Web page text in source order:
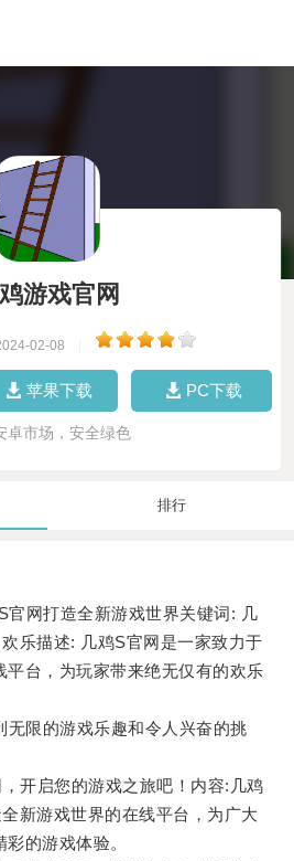
游戏官网
02-08
苹果下载 PC下载
卓市场，安全绿色
排行
网打造全新游戏世界关键词: 几
乐描述: 几鸡S官网是一家致力于
平台，为玩家带来绝无仅有的欢乐
限的游戏乐趣和令人兴奋的挑
启您的游戏之旅吧！内容:几鸡
新游戏世界的在线平台，为广大
的游戏体验。